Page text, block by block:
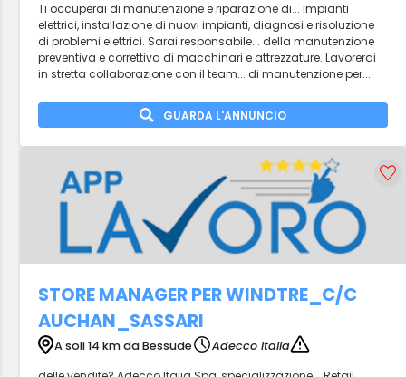
Ti occuperai di manutenzione e riparazione di... impianti
elettrici, installazione di nuovi impianti, diagnosi e risoluzione
di problemi elettrici. Sarai responsabile... della manutenzione
preventiva e correttiva di macchinari e attrezzature. Lavorerai
in stretta collaborazione con il team... di manutenzione per...
GUARDA L'ANNUNCIO
STORE MANAGER PER WINDTRE_C/C
AUCHAN_SASSARI
A soli 14 km da Bessude
Adecco Italia